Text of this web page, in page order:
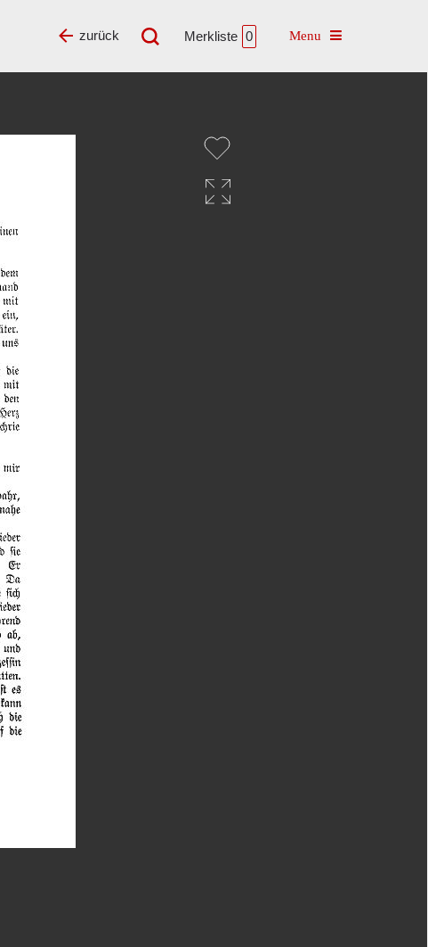
Merkliste 0 Toggle navigation
zurück